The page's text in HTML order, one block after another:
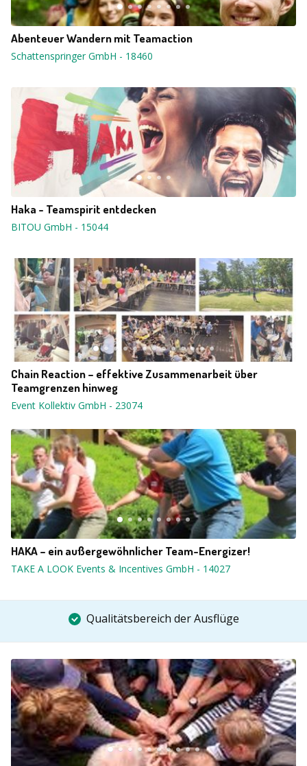
Abenteuer Wandern mit Teamaction
Schattenspringer GmbH - 18460
Haka - Teamspirit entdecken
BITOU GmbH - 15044
Chain Reaction – effektive Zusammenarbeit über
Teamgrenzen hinweg
Event Kollektiv GmbH - 23074
HAKA – ein außergewöhnlicher Team-Energizer!
TAKE A LOOK Events & Incentives GmbH - 14027
Qualitätsbereich der Ausflüge